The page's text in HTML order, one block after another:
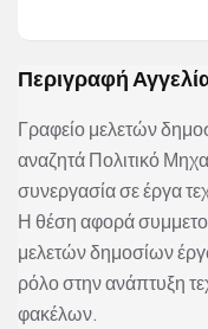
Περιγραφή
Γραφείο μελετών
αναζητά Πολιτικό
συνεργασία σε έργα
Η θέση αφορά
μελετών δημοσίων
ρόλο στην ανάπτυξη
φακέλων.